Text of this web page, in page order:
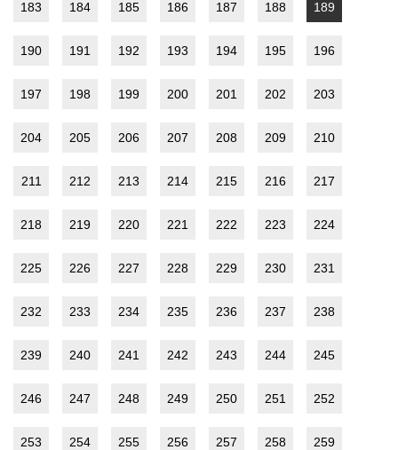
183 184 185 186 187 188 189
190 191 192 193 194 195 196
197 198 199 200 201 202 203
204 205 206 207 208 209 210
211 212 213 214 215 216 217
218 219 220 221 222 223 224
225 226 227 228 229 230 231
232 233 234 235 236 237 238
239 240 241 242 243 244 245
246 247 248 249 250 251 252
253 254 255 256 257 258 259